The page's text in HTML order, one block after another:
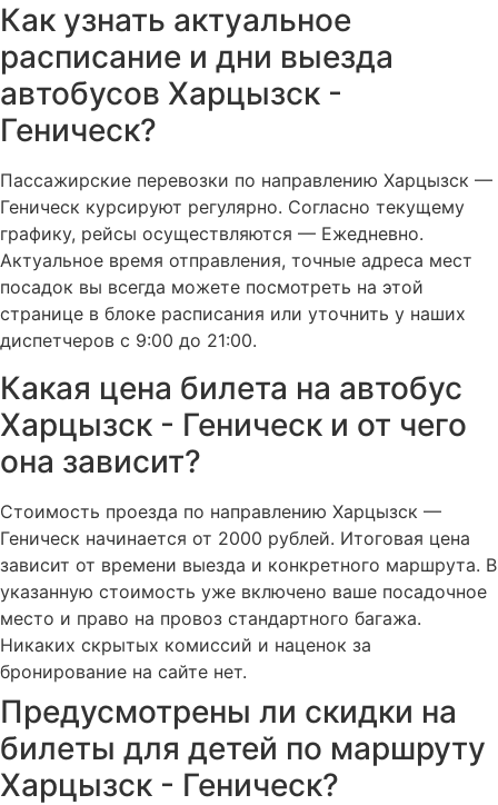
Как узнать актуальное
расписание и дни выезда
автобусов Харцызск -
Геническ?
Пассажирские перевозки по направлению Харцызск —
Геническ курсируют регулярно. Согласно текущему
графику, рейсы осуществляются — Ежедневно.
Актуальное время отправления, точные адреса мест
посадок вы всегда можете посмотреть на этой
странице в блоке расписания или уточнить у наших
диспетчеров с 9:00 до 21:00.
Какая цена билета на автобус
Харцызск - Геническ и от чего
она зависит?
Стоимость проезда по направлению Харцызск —
Геническ начинается от 2000 рублей. Итоговая цена
зависит от времени выезда и конкретного маршрута. В
указанную стоимость уже включено ваше посадочное
место и право на провоз стандартного багажа.
Никаких скрытых комиссий и наценок за
бронирование на сайте нет.
Предусмотрены ли скидки на
билеты для детей по маршруту
Харцызск - Геническ?